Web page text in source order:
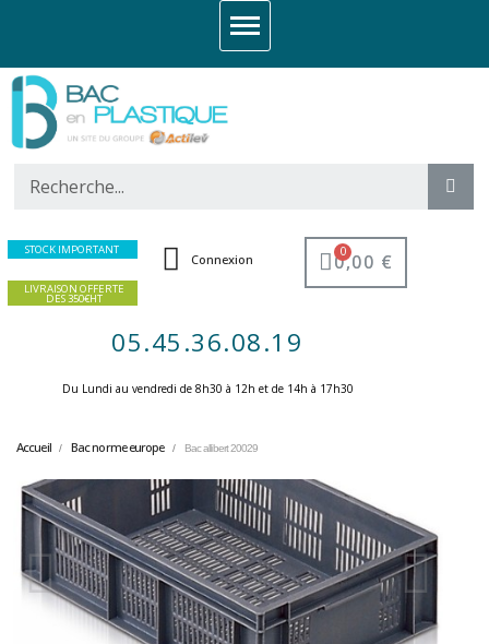
STOCK IMPORTANT
LIVRAISON OFFERTE
DES 350€HT
Connexion 0,00 €
05.45.36.08.19
Du Lundi au vendredi de 8h30 à 12h et de 14h à 17h30 ​
Accueil Bac norme europe Bac allibert 20029